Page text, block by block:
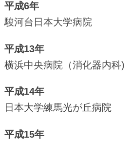
平成6年
駿河台日本大学病院
平成13年
横浜中央病院（消化器内科)
平成14年
日本大学練馬光が丘病院
平成15年